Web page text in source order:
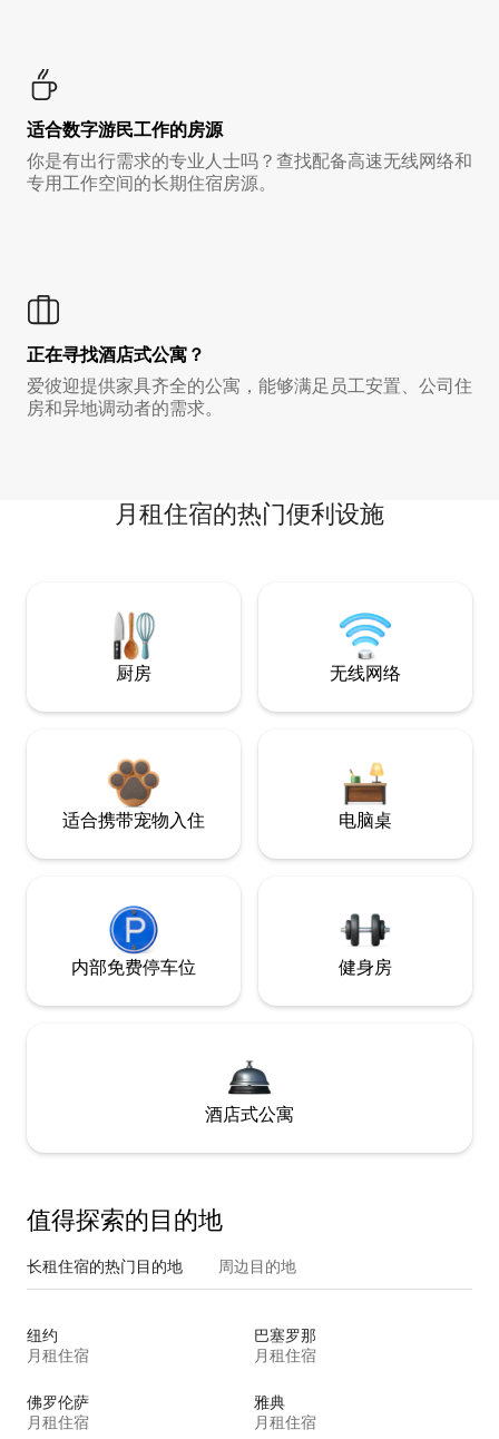
适合数字游民工作的房源
你是有出行需求的专业人士吗？查找配备高速无线网络和
专用工作空间的长期住宿房源。
正在寻找酒店式公寓？
爱彼迎提供家具齐全的公寓，能够满足员工安置、公司住
房和异地调动者的需求。
月租住宿的热门便利设施
厨房 无线网络
适合携带宠物入住 电脑桌
内部免费停车位 健身房
酒店式公寓
值得探索的目的地
长租住宿的热门目的地 周边目的地
纽约
月租住宿
巴塞罗那
月租住宿
佛罗伦萨
月租住宿
雅典
月租住宿